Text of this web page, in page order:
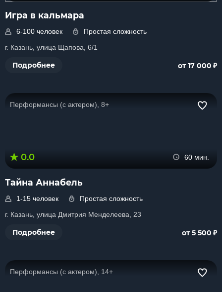
Игра в кальмара
6-100 человек
Простая сложность
г. Казань, улица Щапова, 6/1
Подробнее от 17 000 ₽
Перформансы (с актером), 8+
0.0 60 мин.
Тайна Аннабель
1-15 человек
Простая сложность
г. Казань, улица Дмитрия Менделеева, 23
Подробнее от 5 500 ₽
Перформансы (с актером), 14+